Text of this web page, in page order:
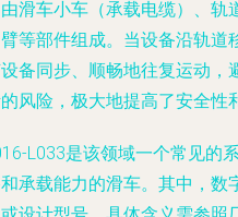
滑车小车（承载电缆）、轨
等部件组成。当设备沿轨道
备同步、顺畅地往复运动，
风险，极大地提高了安全性
L033是该领域一个常见的
承载能力的滑车。其中，数